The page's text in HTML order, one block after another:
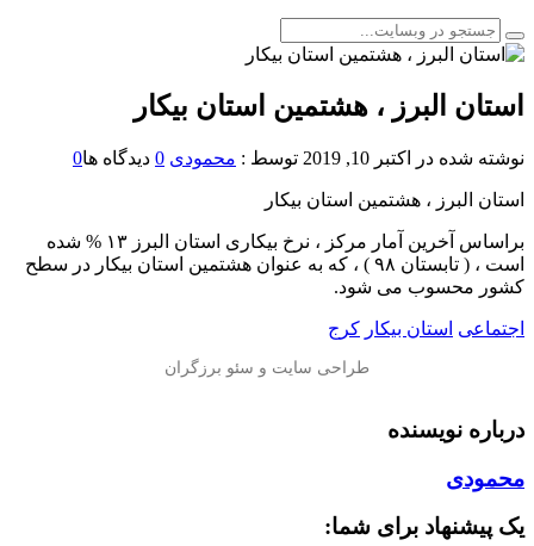
️استان البرز ، هشتمین استان بیکار
نوشته شده در اکتبر 10, 2019 توسط : محمودی 0 دیدگاه ها0
️استان البرز ، هشتمین استان بیکار
براساس آخرین آمار مرکز ، نرخ بیکاری استان البرز ۱۳ % شده
است ، ( تابستان ۹۸ ) ، که به عنوان هشتمین استان بیکار در سطح
کشور محسوب می شود.
اجتماعی استان بیکار کرج
درباره نویسنده
محمودی
یک پیشنهاد برای شما: